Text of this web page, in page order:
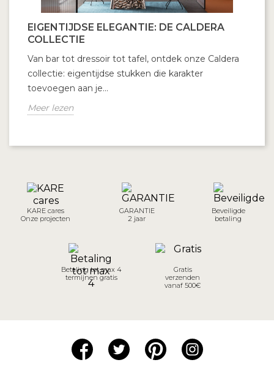
EIGENTIJDSE ELEGANTIE: DE CALDERA
COLLECTIE
Van bar tot dressoir tot tafel, ontdek onze Caldera
collectie: eigentijdse stukken die karakter
toevoegen aan je...
Meer lezen
KARE cares
Onze projecten
GARANTIE
2 jaar
Beveiligde
betaling
Betaling tot max 4
termijnen gratis
Gratis
verzenden
vanaf 500€